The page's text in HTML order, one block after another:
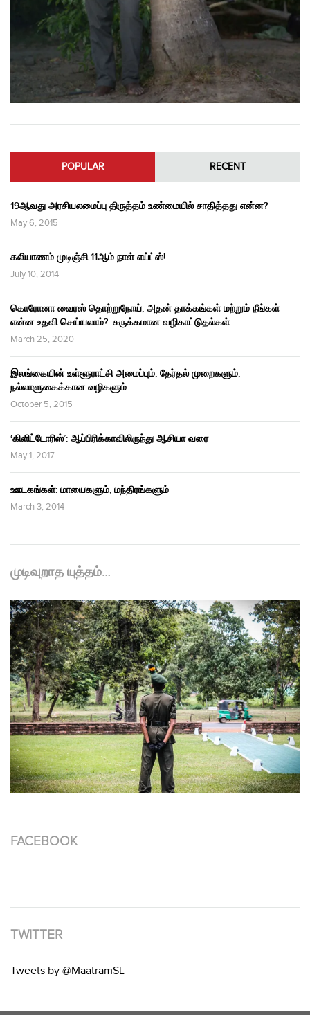
POPULAR RECENT
19ஆவது அரசியலமைப்பு திருத்தம் உண்மையில் சாதித்தது என்ன?
May 6, 2015
கலியாணம் முடிஞ்சி 11ஆம் நாள் எய்ட்ஸ்!
July 10, 2014
கொரோனா வைரஸ் தொற்றுநோய், அதன் தாக்கங்கள் மற்றும் நீங்கள்
என்ன உதவி செய்யலாம்?: சுருக்கமான வழிகாட்டுதல்கள்
March 25, 2020
இலங்கையின் உள்ளூராட்சி அமைப்பும், தேர்தல் முறைகளும்,
நல்லாளுகைக்கான வழிகளும்
October 5, 2015
‘கிளிட்டோரிஸ்’: ஆப்பிரிக்காவிலிருந்து ஆசியா வரை
May 1, 2017
ஊடகங்கள்: மாயைகளும், மந்திரங்களும்
March 3, 2014
முடிவுறாத யுத்தம்…
FACEBOOK
TWITTER
Tweets by @MaatramSL